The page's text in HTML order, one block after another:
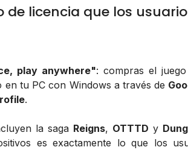
de licencia que los
play anywhere": compras el
tu PC con Windows a través de
.
la saga Reigns, OTTTD y
es exactamente lo que los